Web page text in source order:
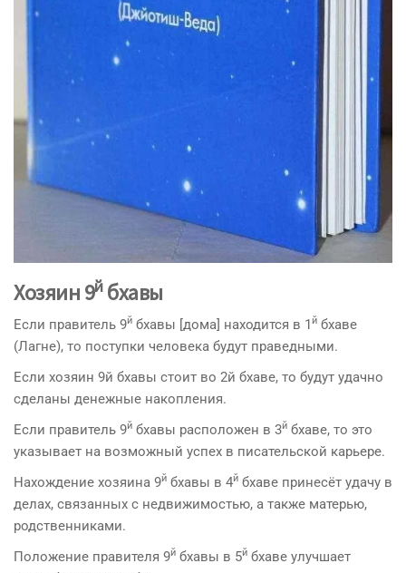
Хозяин 9йбхавы
Если правитель 9й бхавы [дома] находится в 1й бхаве
(Лагне), то поступки человека будут праведными.
Если хозяин 9й бхавы стоит во 2й бхаве, то будут удачно
сделаны денежные накопления.
Если правитель 9й бхавы расположен в 3й бхаве, то это
указывает на возможный успех в писательской карьере.
Нахождение хозяина 9й бхавы в 4й бхаве принесёт удачу в
делах, связанных с недвижимостью, а также мате­рью,
родственниками.
Положение правителя 9й бхавы в 5й бхаве улучшает